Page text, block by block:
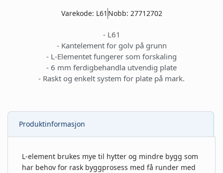
Varekode: L61 Nobb: 27712702
- L61
- Kantelement for golv på grunn
- L-Elementet fungerer som forskaling
- 6 mm ferdigbehandla utvendig plate
- Raskt og enkelt system for plate på mark.
Produktinformasjon
L-element brukes mye til hytter og mindre bygg som
har behov for rask byggprosess med få runder med